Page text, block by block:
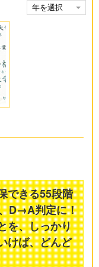
できる55段階
D→A判定に！
を、しっかり
けば、どんど